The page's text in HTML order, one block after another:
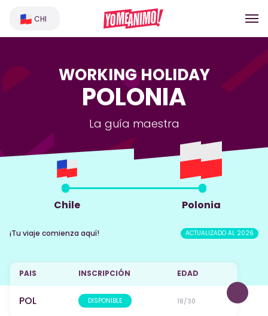
CHI
WORKING HOLIDAY
POLONIA
La guía maestra
Chile Polonia
¡Tu viaje comienza aquí! ACTUALIZADO AL 2026
PAIS INSCRIPCIÓN EDAD
POL DISPONIBLE 18/30